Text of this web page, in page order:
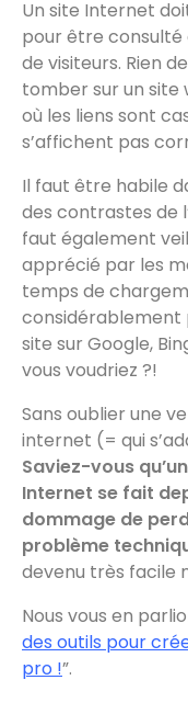
Un site Internet
pour être
de visiteurs. Rien
tomber sur un site
où les liens sont
s’affichent pas
Il faut être habile
des contrastes de
faut également
apprécié par les
temps de
considérablement
site sur Google,
vous voudriez ?!
Sans oublier une
internet (= qui
Saviez-vous
Internet se fait
dommage de
problème
devenu très facile
Nous vous en
des outils pour
pro !”.